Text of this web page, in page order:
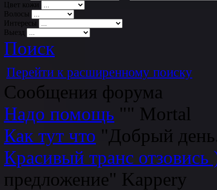
Цвет кожи
Волосы
Интересы
Выезд
Поиск
Перейти к расширенному поиску
Сообщения форума
Надо помощь "" Мortаl
Как тут что "Добрый
Красивый транс отзовись
предложение" Kappery